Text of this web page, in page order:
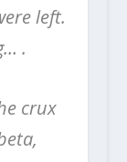
left.
.
crux